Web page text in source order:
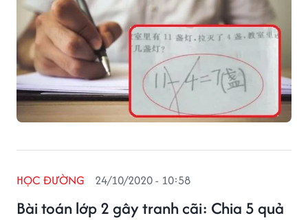
Bài toán lớp 2 gây tranh cãi: Chia 5 quả
HỌC ĐƯỜNG 24/10/2020 - 10:58